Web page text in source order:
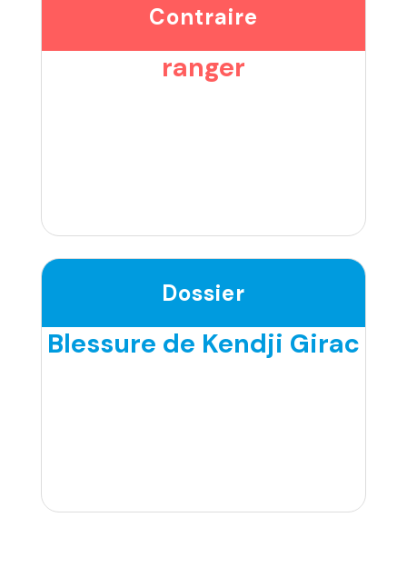
Contraire
ranger
Dossier
Blessure de Kendji Girac